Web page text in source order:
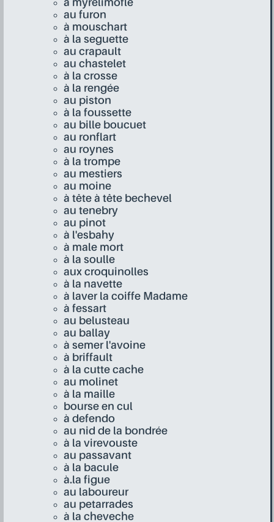
à myrelimofle
au furon
à mouschart
à la seguette
au crapault
au chastelet
à la crosse
à la rengée
au piston
à la foussette
au bille boucuet
au ronflart
au roynes
à la trompe
au mestiers
au moine
à tête à tête bechevel
au tenebry
au pinot
à l'esbahy
à male mort
à la soulle
aux croquinolles
à la navette
à laver la coiffe Madame
à fessart
au belusteau
au ballay
à semer l'avoine
à briffault
à la cutte cache
au molinet
à la maille
bourse en cul
à defendo
au nid de la bondrée
à la virevouste
au passavant
à la bacule
à.la figue
au laboureur
au petarrades
à la cheveche